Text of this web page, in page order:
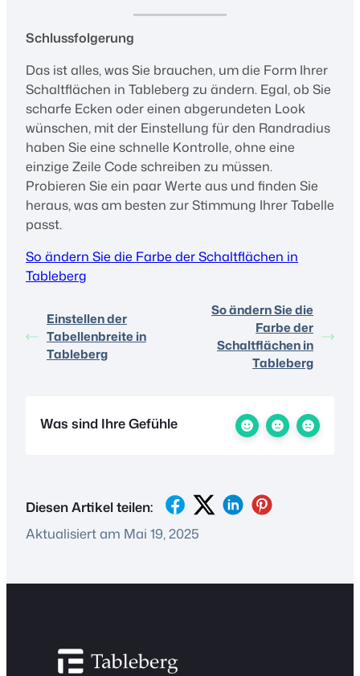
Schlussfolgerung
Das ist alles, was Sie brauchen, um die Form Ihrer
Schaltflächen in Tableberg zu ändern. Egal, ob Sie
scharfe Ecken oder einen abgerundeten Look
wünschen, mit der Einstellung für den Randradius
haben Sie eine schnelle Kontrolle, ohne eine
einzige Zeile Code schreiben zu müssen.
Probieren Sie ein paar Werte aus und finden Sie
heraus, was am besten zur Stimmung Ihrer Tabelle
passt.
So ändern Sie die Farbe der Schaltflächen in
Tableberg
Einstellen der
Tabellenbreite in
Tableberg
So ändern Sie die
Farbe der
Schaltflächen in
Tableberg
Was sind Ihre Gefühle
Diesen Artikel teilen:
Aktualisiert am Mai 19, 2025